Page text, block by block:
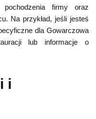
pochodzenia firmy oraz
Na przykład, jeśli jesteś
dla Gowarczowa
lub informacje o
i